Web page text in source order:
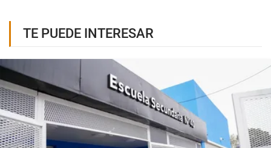
TE PUEDE INTERESAR